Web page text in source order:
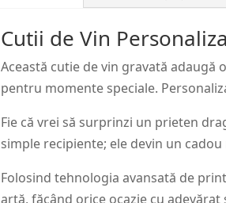
Cutii de Vin
Această cutie de vin gravată
pentru momente speciale.
Fie că vrei să surprinzi un prieten
simple recipiente; ele devin un
Folosind tehnologia avansată de
artă, făcând orice ocazie cu